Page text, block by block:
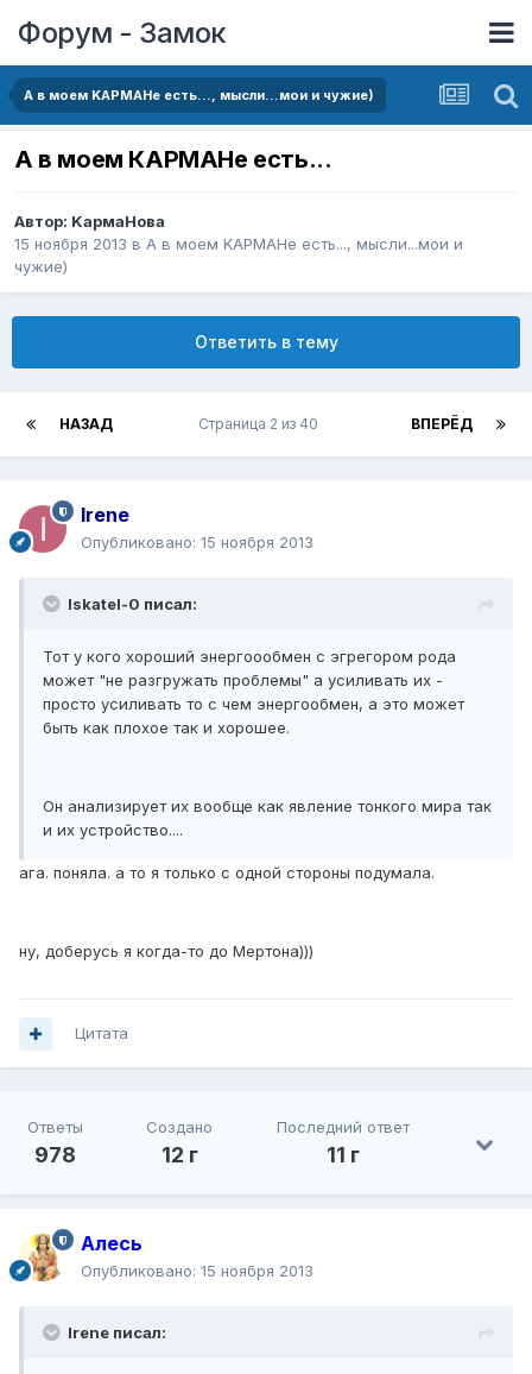
Форум - Замок
А в моем KАРМАНе есть..., мысли...мои и чужие)
А в моем КАРМАНе есть...
Автор: KармаНова
15 ноября 2013 в А в моем KАРМАНе есть..., мысли...мои и
чужие)
Ответить в тему
НАЗАД ВПЕРЁД
Страница 2 из 40
Irene
Опубликовано: 15 ноября 2013
Iskatel-0 писал:
Тот у кого хороший энергоообмен с эгрегором рода
может "не разгружать проблемы" а усиливать их -
просто усиливать то с чем энергообмен, а это может
быть как плохое так и хорошее.
Он анализирует их вообще как явление тонкого мира так
и их устройство....
ага. поняла. а то я только с одной стороны подумала.
ну, доберусь я когда-то до Мертона)))
Цитата
Ответы
978
Создано
12 г
Последний ответ
11 г
Алесь
Опубликовано: 15 ноября 2013
Irene писал: